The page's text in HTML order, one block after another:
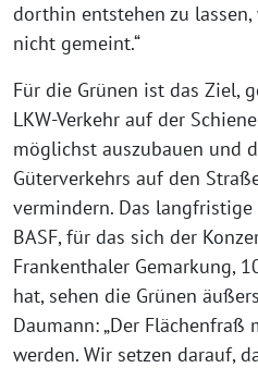
dorthin entstehen zu
nicht gemeint.“
Für die Grünen ist das Ziel,
LKW-Verkehr auf der
möglichst auszubauen und
Güterverkehrs auf den
vermindern. Das
BASF, für das sich der
Frankenthaler Gemarkung,
hat, sehen die Grünen
Daumann: „Der Flächenfraß
werden. Wir setzen darauf,